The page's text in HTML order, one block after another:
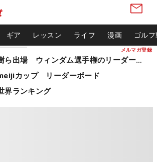
メルマガ登録
ギア レッスン ライフ 漫画 ゴル
松山英樹ら出場 ウィンダム選手権のリーダーボード
カップ リーダーボード
界ランキング